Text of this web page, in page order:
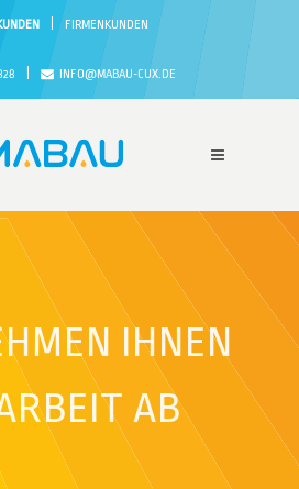
FIRMENKUNDEN
INFO@MABAU-CUX.DE
IHNEN
AB